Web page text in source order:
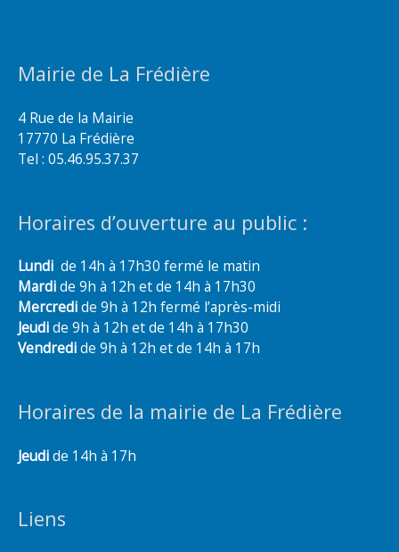
Mairie de La Frédière
4 Rue de la Mairie
17770 La Frédière
Tel : 05.46.95.37.37
Horaires d’ouverture au public :
Lundi de 14h à 17h30 fermé le matin
Mardide 9h à 12h et de 14h à 17h30
Mercredide 9h à 12h fermé l’après-midi
Jeudide 9h à 12h et de 14h à 17h30
Vendredide 9h à 12h et de 14h à 17h
Horaires de la mairie de La Frédière
Jeudide 14h à 17h
Liens